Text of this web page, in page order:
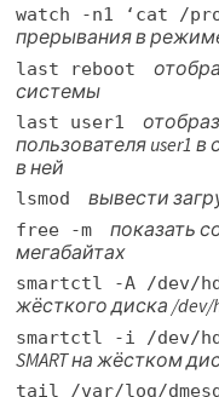
watch -n1 ‘cat /
прерывания в
last reboot
системы
last user1
пользователя user1
в ней
lsmod вывести
free -m
показать
мегабайтах
smartctl -A /dev/
жёсткого диска /dev/
smartctl -i /dev/
SMART на жёстком
tail /var/log/